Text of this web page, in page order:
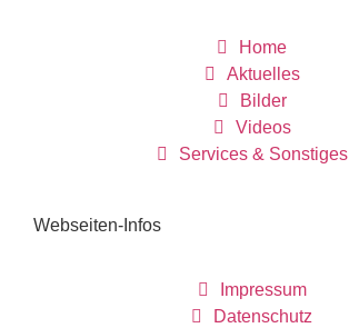
Home
Aktuelles
Bilder
Videos
Services & Sonstiges
Webseiten-Infos
Impressum
Datenschutz